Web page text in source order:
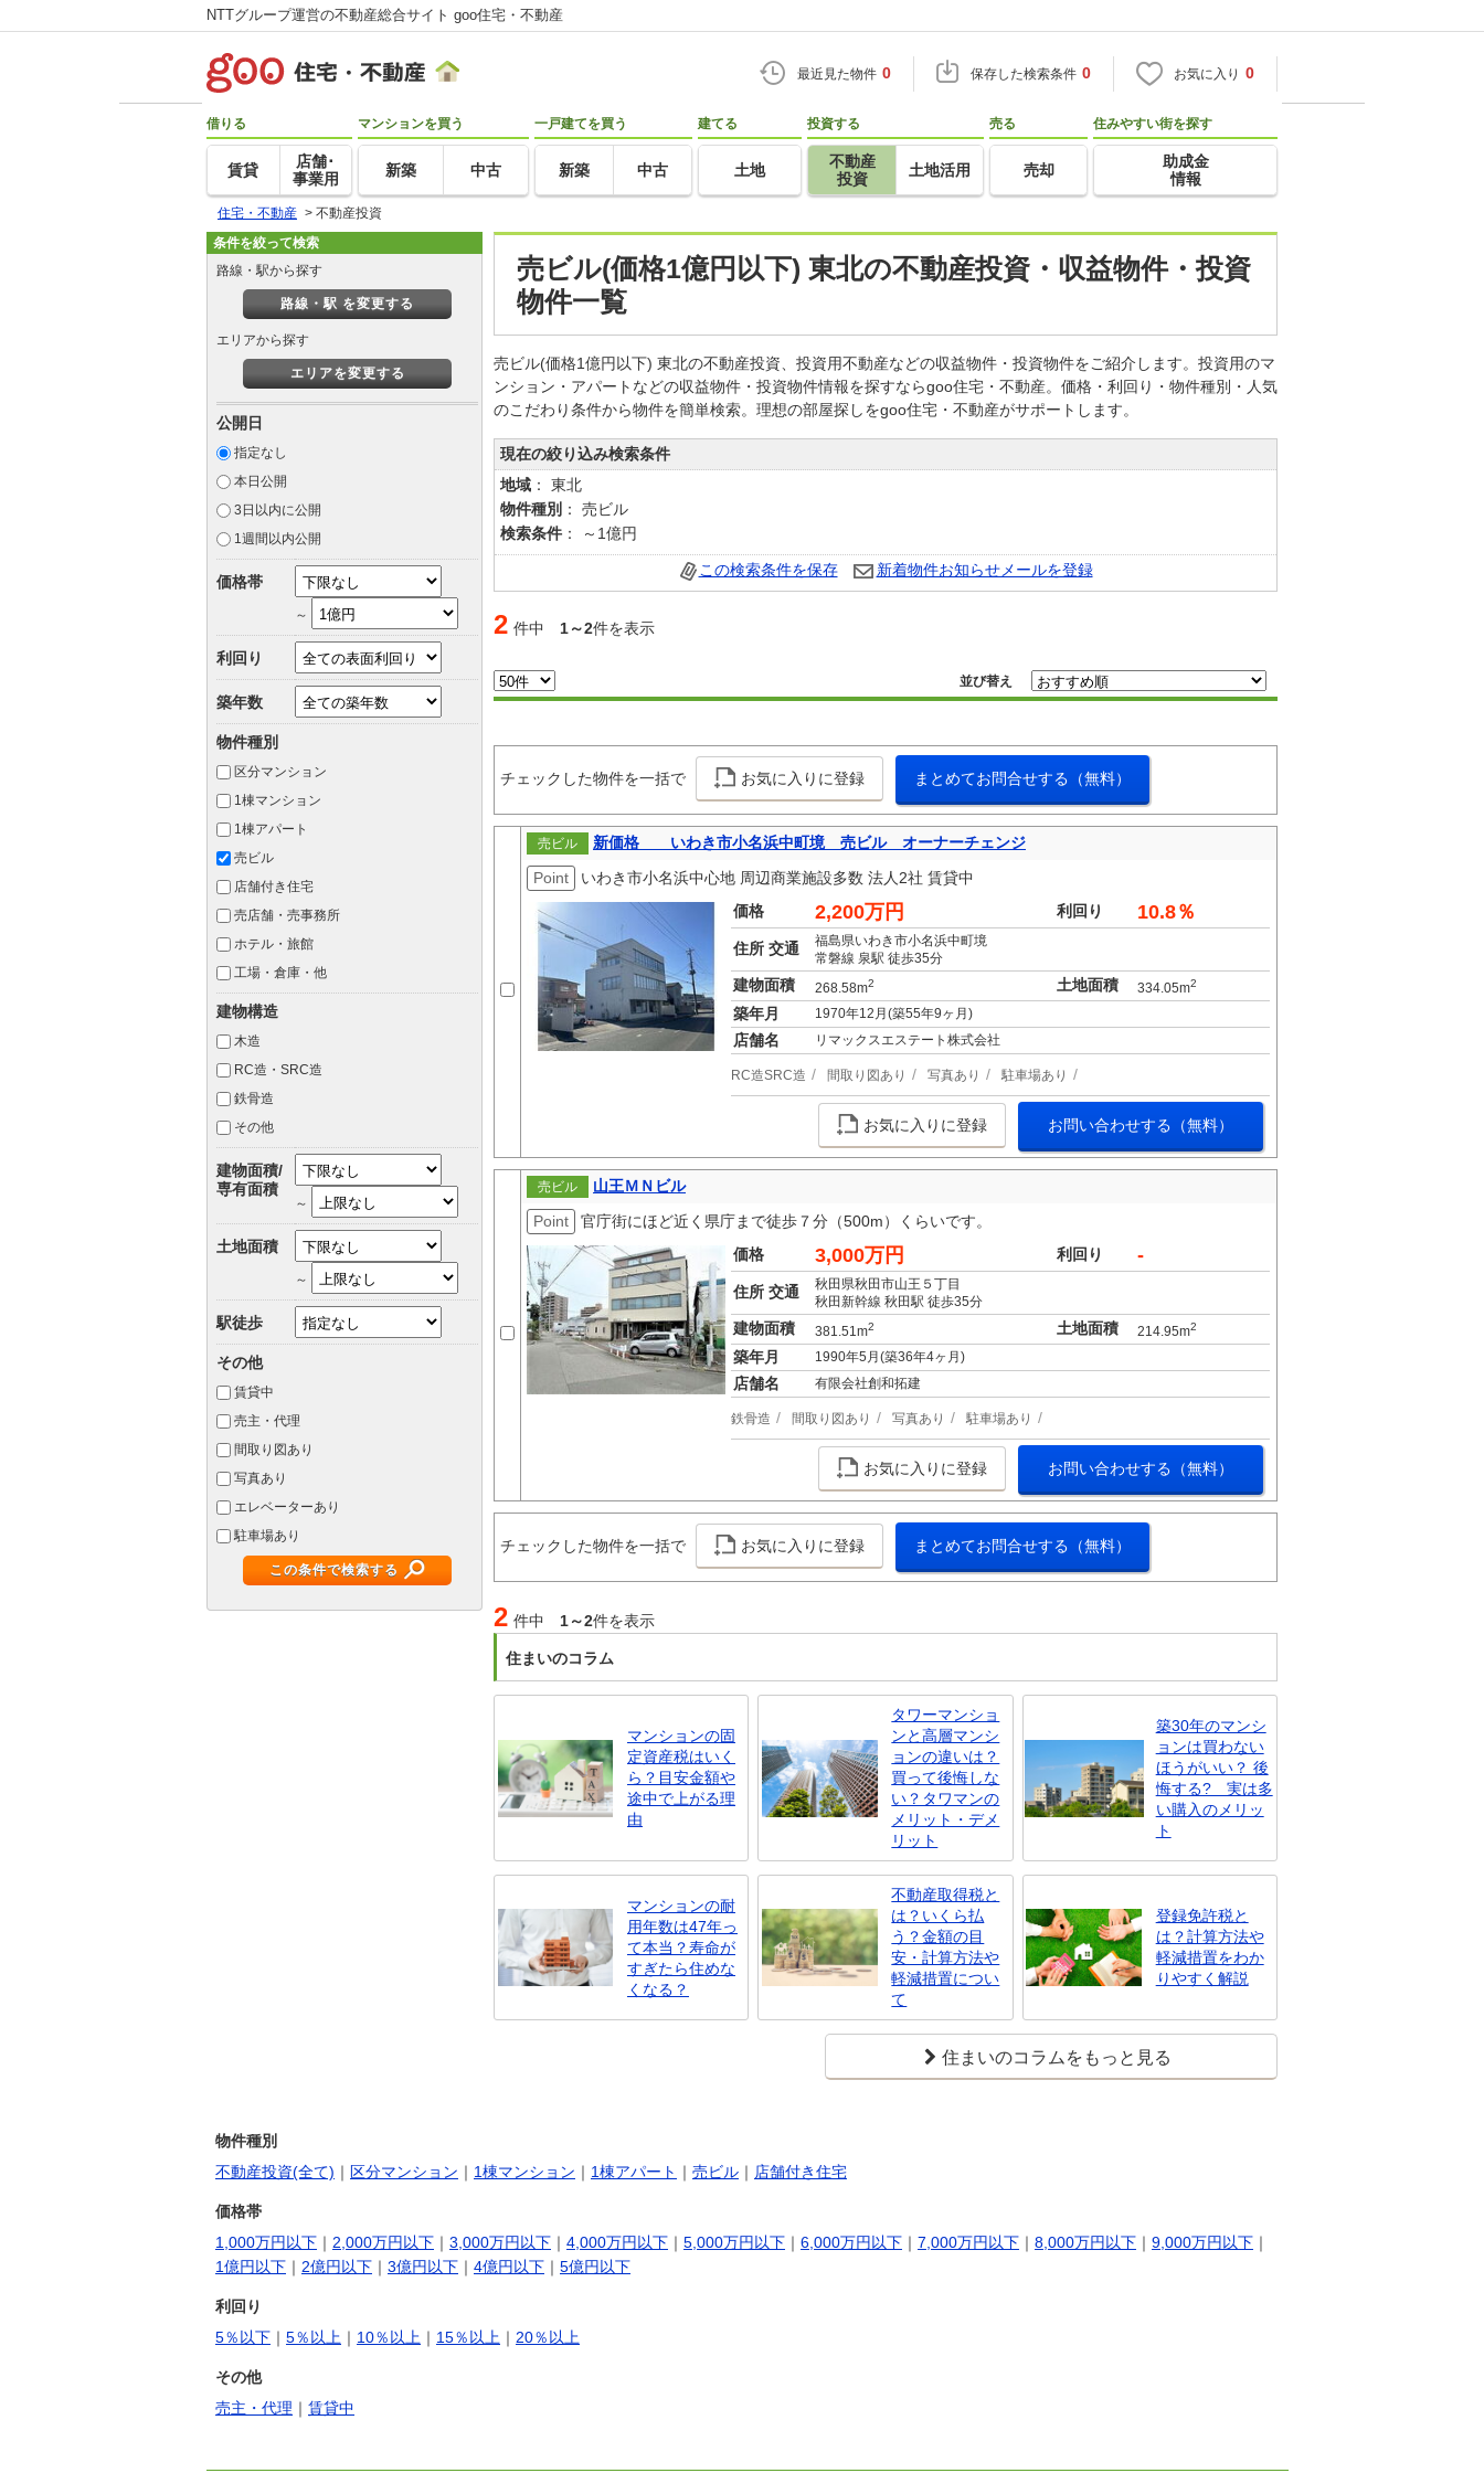
NTTグループ運営の不動産総合サイト goo住宅・不動産
最近見た物件 0 保存した検索条件 0 お気に入り 0
借りる
賃貸
店舗･
事業用
マンションを買う
新築 中古
一戸建てを買う
新築 中古
建てる
土地
投資する
不動産
投資
土地活用
売る
売却
住みやすい街を探す
助成金
情報
住宅・不動産 > 不動産投資
売ビル(価格1億円以下) 東北の不動産投資・収益物件・投資
物件一覧
売ビル(価格1億円以下) 東北の不動産投資、投資用不動産などの収益物件・投資物件をご紹介します。投資用のマ
ンション・アパートなどの収益物件・投資物件情報を探すならgoo住宅・不動産。価格・利回り・物件種別・人気
のこだわり条件から物件を簡単検索。理想の部屋探しをgoo住宅・不動産がサポートします。
現在の絞り込み検索条件
地域 ： 東北
物件種別 ： 売ビル
検索条件 ： ～1億円
この検索条件を保存 新着物件お知らせメールを登録
2 件中 1～2件を表示
並び替え
チェックした物件を一括で お気に入りに登録 まとめてお問合せする（無料）
売ビル
新価格 いわき市小名浜中町境 売ビル オーナーチェンジ
Point
いわき市小名浜中心地 周辺商業施設多数 法人2社 賃貸中
価格
2,200万円 利回り 10.8％
住所 交通
福島県いわき市小名浜中町境
常磐線 泉駅 徒歩35分
建物面積 268.58m2 土地面積 334.05m2
築年月 1970年12月(築55年9ヶ月)
店舗名 リマックスエステート株式会社
RC造SRC造 間取り図あり 写真あり 駐車場あり
お気に入りに登録 お問い合わせする（無料）
売ビル
山王ＭＮビル
Point
官庁街にほど近く県庁まで徒歩７分（500m）くらいです。
価格
3,000万円 利回り -
住所 交通
秋田県秋田市山王５丁目
秋田新幹線 秋田駅 徒歩35分
建物面積 381.51m2 土地面積 214.95m2
築年月 1990年5月(築36年4ヶ月)
店舗名 有限会社創和拓建
鉄骨造 間取り図あり 写真あり 駐車場あり
お気に入りに登録 お問い合わせする（無料）
チェックした物件を一括で お気に入りに登録 まとめてお問合せする（無料）
2 件中 1～2件を表示
住まいのコラム
マンションの固
定資産税はいく
ら？目安金額や
途中で上がる理
由
タワーマンショ
ンと高層マンシ
ョンの違いは？
買って後悔しな
い？タワマンの
メリット・デメ
リット
築30年のマンシ
ョンは買わない
ほうがいい？ 後
悔する? 実は多
い購入のメリッ
ト
マンションの耐
用年数は47年っ
て本当？寿命が
すぎたら住めな
くなる？
不動産取得税と
は？いくら払
う？金額の目
安・計算方法や
軽減措置につい
て
登録免許税と
は？計算方法や
軽減措置をわか
りやすく解説
住まいのコラムをもっと見る
条件を絞って検索
路線・駅から探す
路線・駅 を変更する
エリアから探す
エリアを変更する
公開日
指定なし
本日公開
3日以内に公開
1週間以内公開
価格帯
～
利回り
築年数
物件種別
区分マンション
1棟マンション
1棟アパート
売ビル
店舗付き住宅
売店舗・売事務所
ホテル・旅館
工場・倉庫・他
建物構造
木造
RC造・SRC造
鉄骨造
その他
建物面積/
専有面積
～
土地面積
～
駅徒歩
その他
賃貸中
売主・代理
間取り図あり
写真あり
エレベーターあり
駐車場あり
この条件で検索する
物件種別
不動産投資(全て) ｜ 区分マンション ｜ 1棟マンション ｜ 1棟アパート ｜ 売ビル ｜ 店舗付き住宅
価格帯
1,000万円以下 ｜ 2,000万円以下 ｜ 3,000万円以下 ｜ 4,000万円以下 ｜ 5,000万円以下 ｜ 6,000万円以下 ｜ 7,000万円以下 ｜ 8,000万円以下 ｜ 9,000万円以下 ｜
1億円以下 ｜ 2億円以下 ｜ 3億円以下 ｜ 4億円以下 ｜ 5億円以下
利回り
5％以下 ｜ 5％以上 ｜ 10％以上 ｜ 15％以上 ｜ 20％以上
その他
売主・代理 ｜ 賃貸中